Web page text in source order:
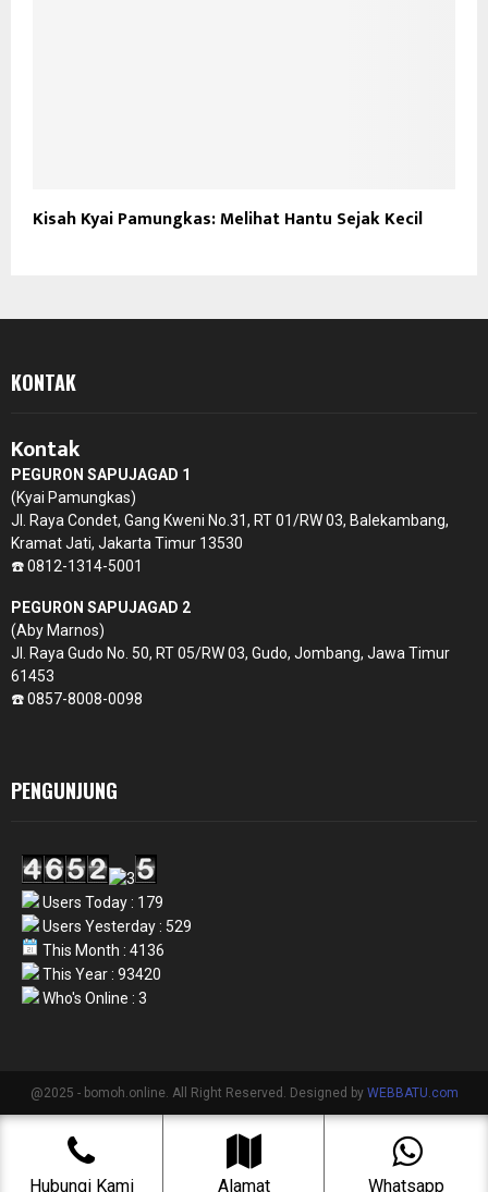
Kisah Kyai Pamungkas: Melihat Hantu Sejak Kecil
KONTAK
Kontak
PEGURON SAPUJAGAD 1
(Kyai Pamungkas)
Jl. Raya Condet, Gang Kweni No.31, RT 01/RW 03, Balekambang,
Kramat Jati, Jakarta Timur 13530
☎️ 0812-1314-5001
PEGURON SAPUJAGAD 2
(Aby Marnos)
Jl. Raya Gudo No. 50, RT 05/RW 03, Gudo, Jombang, Jawa Timur
61453
☎️ 0857-8008-0098
PENGUNJUNG
Users Today : 179
Users Yesterday : 529
This Month : 4136
This Year : 93420
Who's Online : 3
@2025 - bomoh.online. All Right Reserved. Designed by WEBBATU.com
Hubungi Kami Alamat Whatsapp